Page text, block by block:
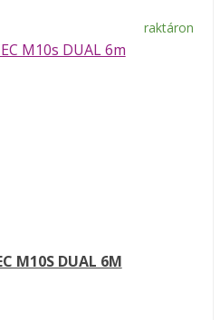
raktáron
M10S DUAL 6M